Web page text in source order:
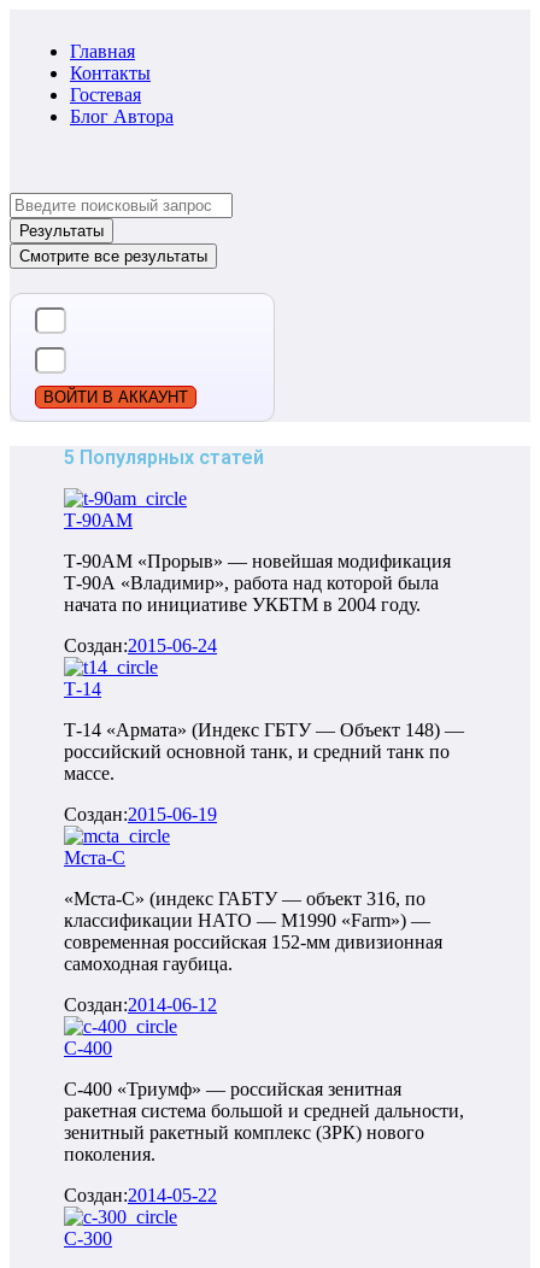
Главная
Контакты
Гостевая
Блог Автора
Search
...Результаты
Смотрите все результаты
ВОЙТИ В АККАУНТ
5 Популярных статей
Т-90АМ
Т-90АМ «Прорыв» — новейшая модификация
Т-90А «Владимир», работа над которой была
начата по инициативе УКБТМ в 2004 году.
Создан:2015-06-24
Т-14
Т-14 «Армата» (Индекс ГБТУ — Объект 148) —
российский основной танк, и средний танк по
массе.
Создан:2015-06-19
Мста-С
«Мста-С» (индекс ГАБТУ — объект 316, по
классификации НАТО — M1990 «Farm») —
современная российская 152-мм дивизионная
самоходная гаубица.
Создан:2014-06-12
С-400
С-400 «Триумф» — российская зенитная
ракетная система большой и средней дальности,
зенитный ракетный комплекс (ЗРК) нового
поколения.
Создан:2014-05-22
С-300